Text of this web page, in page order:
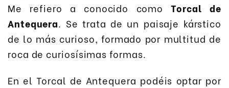
Me refiero a conocido comoTorcal de
Antequera. Se trata de un paisaje kárstico
de lo más curioso, formado por multitud de
roca de curiosísimas formas.
En el Torcal de Antequera podéis optar por